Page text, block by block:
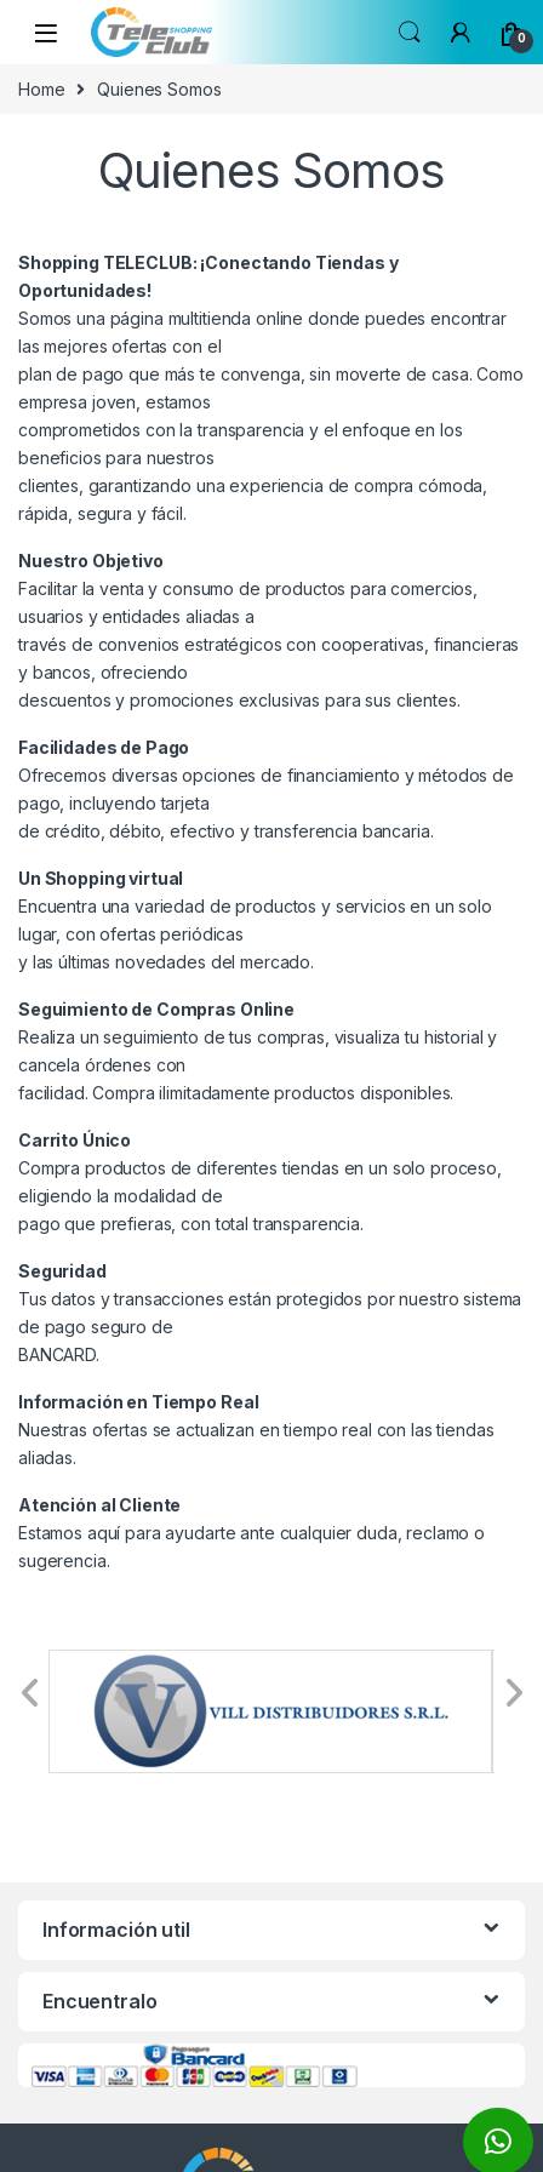
Skip to navigation
Skip to content
0
Home Quienes Somos
Quienes Somos
Shopping TELECLUB: ¡Conectando Tiendas y
Oportunidades!
Somos una página multitienda online donde puedes encontrar
las mejores ofertas con el
plan de pago que más te convenga, sin moverte de casa. Como
empresa joven, estamos
comprometidos con la transparencia y el enfoque en los
beneficios para nuestros
clientes, garantizando una experiencia de compra cómoda,
rápida, segura y fácil.
Nuestro Objetivo
Facilitar la venta y consumo de productos para comercios,
usuarios y entidades aliadas a
través de convenios estratégicos con cooperativas, financieras
y bancos, ofreciendo
descuentos y promociones exclusivas para sus clientes.
Facilidades de Pago
Ofrecemos diversas opciones de financiamiento y métodos de
pago, incluyendo tarjeta
de crédito, débito, efectivo y transferencia bancaria.
Un Shopping virtual
Encuentra una variedad de productos y servicios en un solo
lugar, con ofertas periódicas
y las últimas novedades del mercado.
Seguimiento de Compras Online
Realiza un seguimiento de tus compras, visualiza tu historial y
cancela órdenes con
facilidad. Compra ilimitadamente productos disponibles.
Carrito Único
Compra productos de diferentes tiendas en un solo proceso,
eligiendo la modalidad de
pago que prefieras, con total transparencia.
Seguridad
Tus datos y transacciones están protegidos por nuestro sistema
de pago seguro de
BANCARD.
Información en Tiempo Real
Nuestras ofertas se actualizan en tiempo real con las tiendas
aliadas.
Atención al Cliente
Estamos aquí para ayudarte ante cualquier duda, reclamo o
sugerencia.
Información util
Encuentralo